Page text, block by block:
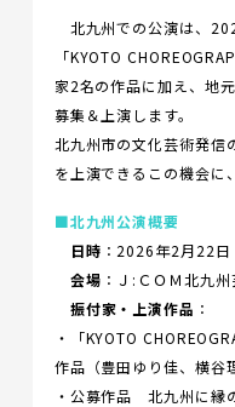
北九州での公演は、
「KYOTO
家2名の作品に加え、地
募集＆上演します。
北九州市の文化芸術発信
を上演できるこの機会に
■北九州公演概要
日時 ：2026年2月22
会場 ：Ｊ:ＣＯＭ北九
振付家・上演作品 ：
・「KYOTO
作品（豊田ゆり佳、横谷
・公募作品 北九州に縁